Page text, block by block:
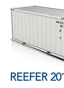
REEFER 20´